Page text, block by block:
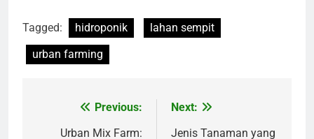
Tagged: hidroponik
lahan sempit
urban farming
NavigasiPrevious:
Urban Mix Farm:
Next:
Jenis Tanaman yang